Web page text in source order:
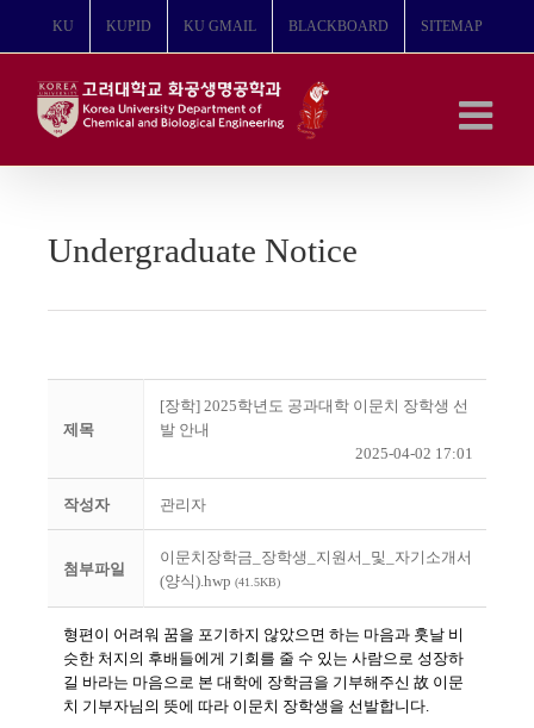
뛰
KU KUPID KU GMAIL BLACKBOARD SITEMAP
Undergraduate Notice
제목
[장학] 2025학년도 공과대학 이문치 장학생 선
발 안내
2025-04-02 17:01
작성자 관리자
첨부파일
이문치장학금_장학생_지원서_및_자기소개서
(양식).hwp (41.5KB)
형편이 어려워 꿈을 포기하지 않았으면 하는 마음과 훗날 비
슷한 처지의 후배들에게 기회를 줄 수 있는 사람으로 성장하
길 바라는 마음으로 본 대학에 장학금을 기부해주신 故 이문
치 기부자님의 뜻에 따라 이문치 장학생을 선발합니다.